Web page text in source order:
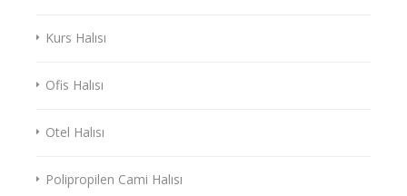
Kurs Halısı
Ofis Halısı
Otel Halısı
Polipropilen Cami Halısı